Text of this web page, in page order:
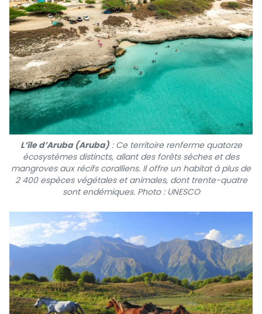
L’île d’Aruba (Aruba): Ce territoire renferme quatorze
écosystèmes distincts, allant des forêts sèches et des
mangroves aux récifs coralliens. Il offre un habitat à plus de
2 400 espèces végétales et animales, dont trente-quatre
sont endémiques. Photo : UNESCO